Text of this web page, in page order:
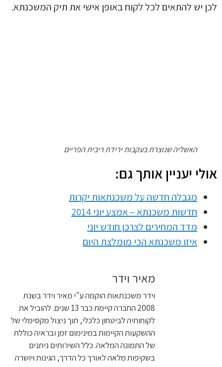
יש להתאים לכל לקוח באופן אישי את תיק המשכנתא.
האשליה שנוצרת בעקבות ירידת ריבית הפריים
יעניין אותך גם:
מגבלה חדשה על משכנתאות יקרות
חדשות משכנתא – אמצע יוני 2014
מדד המחירים לצרכן חודש יוני
איזו משכנתא הכי מומלצת היום
מאיר וידר
וידר משכנתאות הוקמה ע"י מאיר וידר בשנת
2008 החברה קיימת כבר 13 שנים. להוביל את
לקוחותיה לביטחון כלכלי, תוך ניצול מקסימלי של
ההשקעות הקיימות במינימום זמן ובראיה כוללת
של התמונה המלאה. כלל השירותים ניתנים
בשקיפות מלאה לאורך כל הדרך, הגינות ויושרה